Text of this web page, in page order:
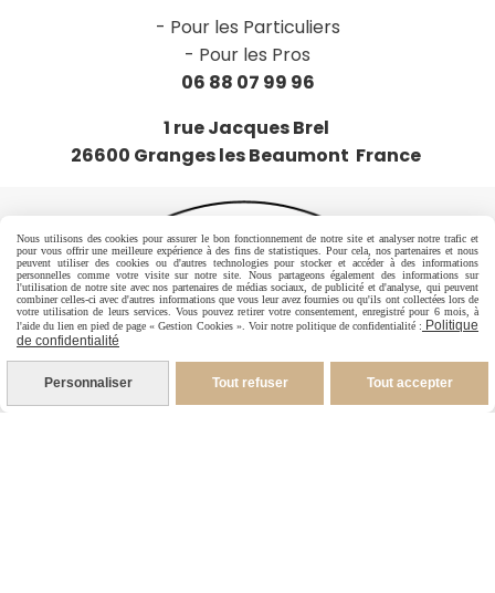
- Pour les Particuliers
- Pour les Pros
06 88 07 99 96
1 rue Jacques Brel
26600 Granges les Beaumont France
Nous utilisons des cookies pour assurer le bon fonctionnement de notre site et analyser notre trafic et
pour vous offrir une meilleure expérience à des fins de statistiques. Pour cela, nos partenaires et nous
peuvent utiliser des cookies ou d'autres technologies pour stocker et accéder à des informations
personnelles comme votre visite sur notre site. Nous partageons également des informations sur
l'utilisation de notre site avec nos partenaires de médias sociaux, de publicité et d'analyse, qui peuvent
combiner celles-ci avec d'autres informations que vous leur avez fournies ou qu'ils ont collectées lors de
votre utilisation de leurs services. Vous pouvez retirer votre consentement, enregistré pour 6 mois, à
l'aide du lien en pied de page « Gestion Cookies ». Voir notre politique de confidentialité : Politique
de confidentialité
Personnaliser Tout refuser Tout accepter